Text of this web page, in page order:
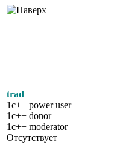
trad
1c++ power user
1c++ donor
1c++ moderator
Отсутствует